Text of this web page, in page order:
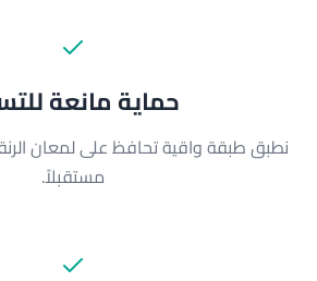
حماية مانعة
نطبق طبقة واقية تحافظ على لمعان
مستقبلاً.